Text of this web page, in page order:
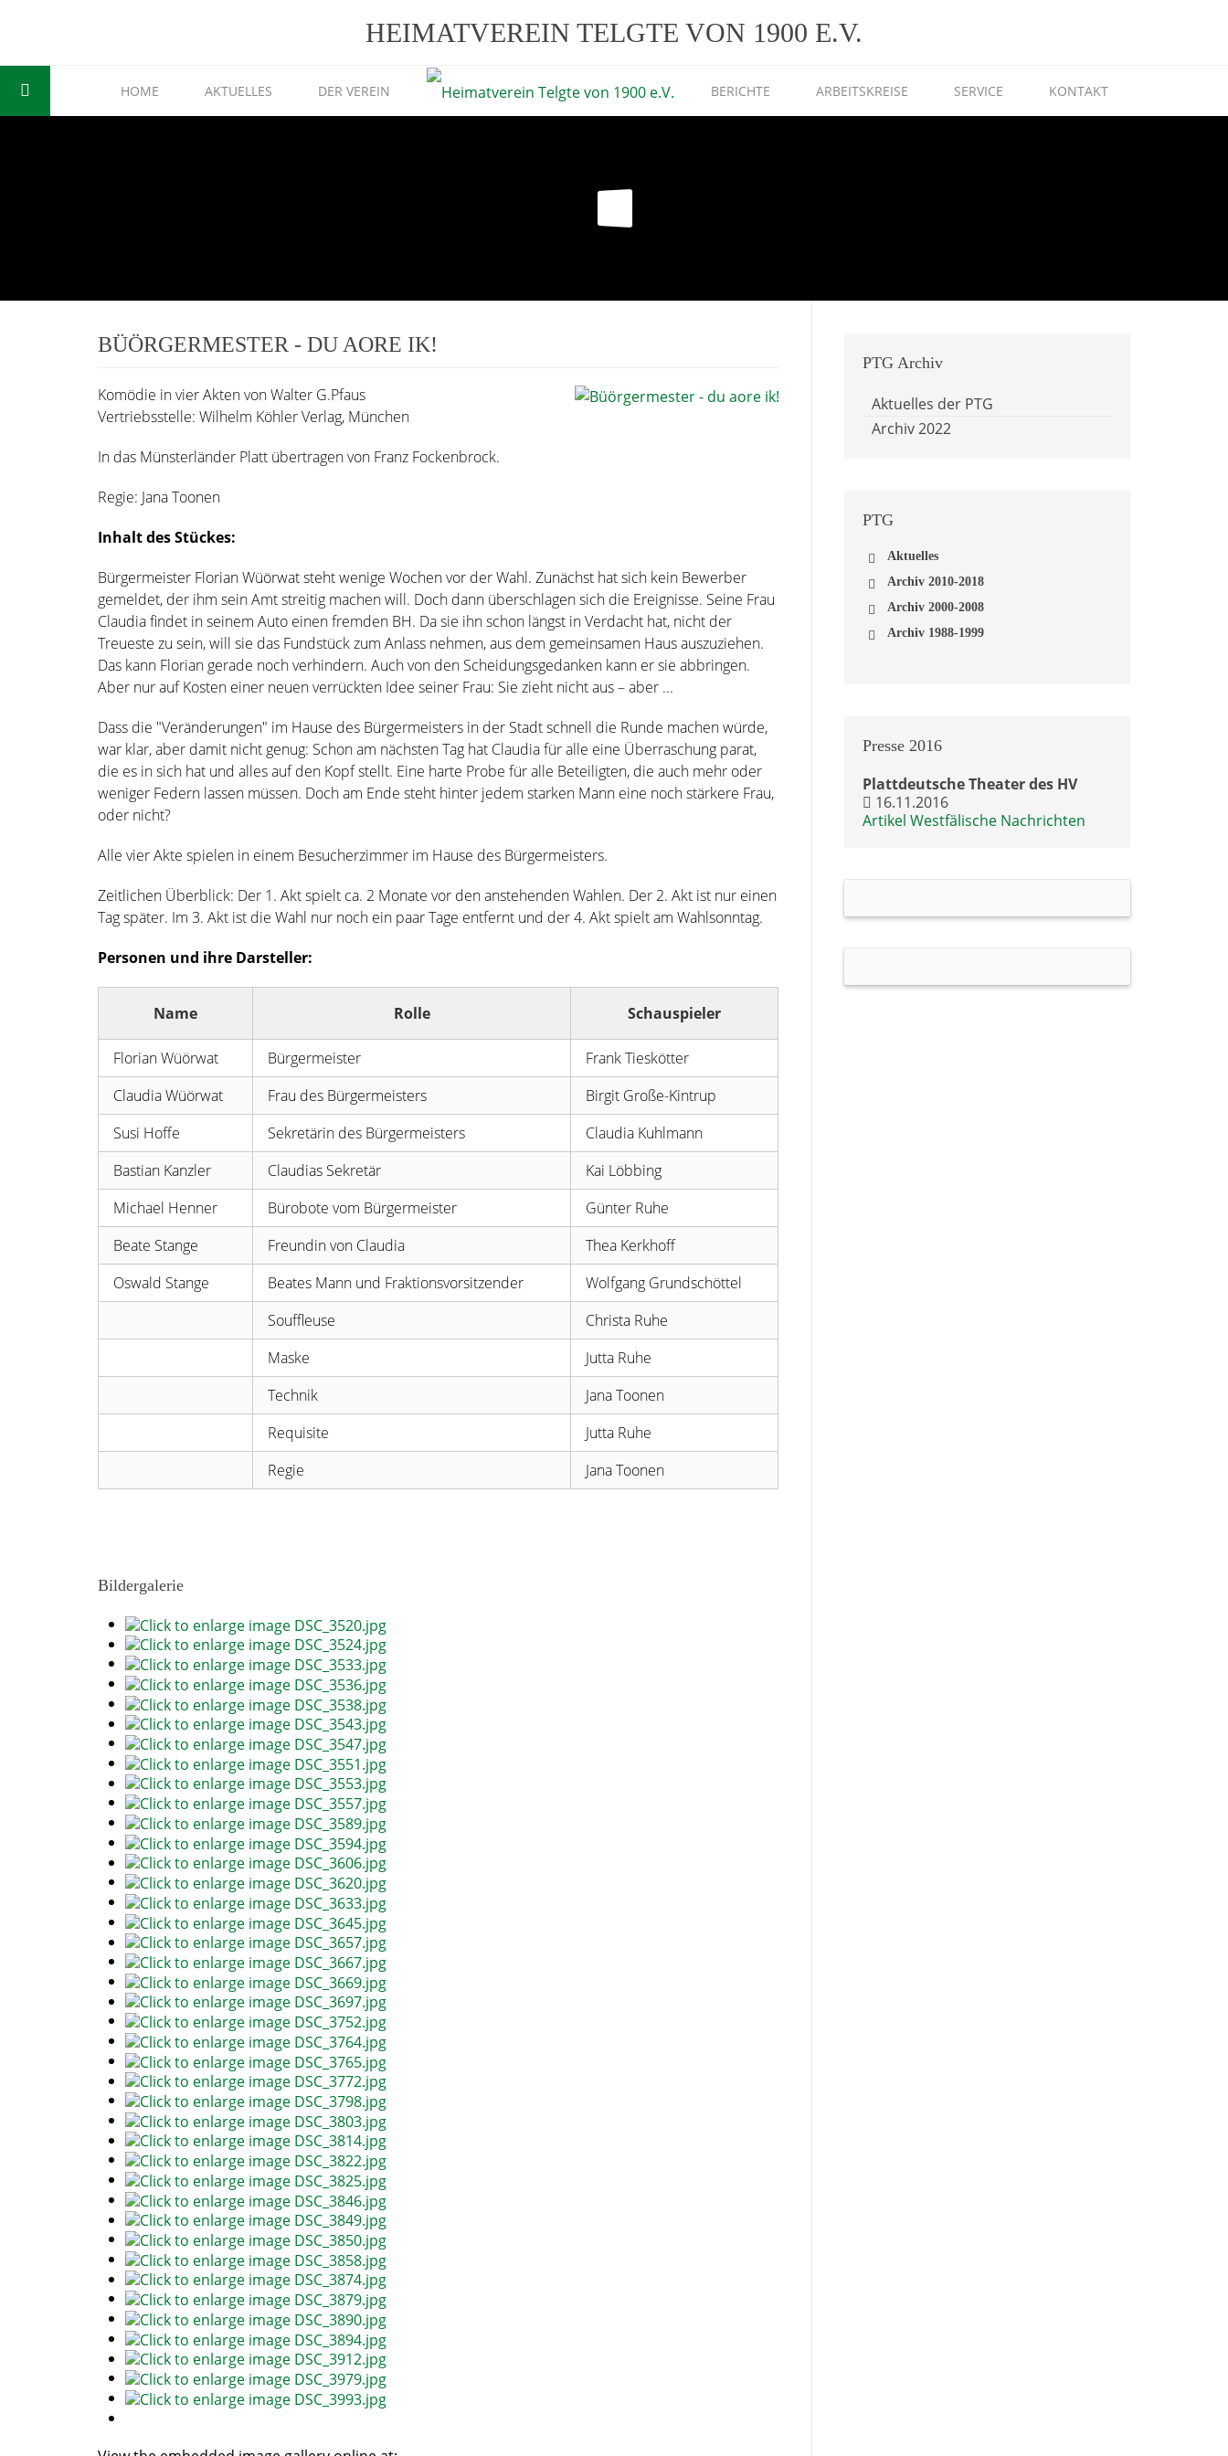
HEIMATVEREIN TELGTE VON 1900 E.V.
HOME AKTUELLES DER VEREIN BERICHTE ARBEITSKREISE SERVICE KONTAKT
BÜÖRGERMESTER - DU AORE IK!
Komödie in vier Akten von Walter G.Pfaus
Vertriebsstelle: Wilhelm Köhler Verlag, München
In das Münsterländer Platt übertragen von Franz Fockenbrock.
Regie: Jana Toonen
Inhalt des Stückes:
Bürgermeister Florian Wüörwat steht wenige Wochen vor der Wahl. Zunächst hat sich kein Bewerber
gemeldet, der ihm sein Amt streitig machen will. Doch dann überschlagen sich die Ereignisse. Seine Frau
Claudia findet in seinem Auto einen fremden BH. Da sie ihn schon längst in Verdacht hat, nicht der
Treueste zu sein, will sie das Fundstück zum Anlass nehmen, aus dem gemeinsamen Haus auszuziehen.
Das kann Florian gerade noch verhindern. Auch von den Scheidungsgedanken kann er sie abbringen.
Aber nur auf Kosten einer neuen verrückten Idee seiner Frau: Sie zieht nicht aus – aber ...
Dass die "Veränderungen" im Hause des Bürgermeisters in der Stadt schnell die Runde machen würde,
war klar, aber damit nicht genug: Schon am nächsten Tag hat Claudia für alle eine Überraschung parat,
die es in sich hat und alles auf den Kopf stellt. Eine harte Probe für alle Beteiligten, die auch mehr oder
weniger Federn lassen müssen. Doch am Ende steht hinter jedem starken Mann eine noch stärkere Frau,
oder nicht?
Alle vier Akte spielen in einem Besucherzimmer im Hause des Bürgermeisters.
Zeitlichen Überblick: Der 1. Akt spielt ca. 2 Monate vor den anstehenden Wahlen. Der 2. Akt ist nur einen
Tag später. Im 3. Akt ist die Wahl nur noch ein paar Tage entfernt und der 4. Akt spielt am Wahlsonntag.
Personen und ihre Darsteller:
Name Rolle Schauspieler
Florian Wüörwat Bürgermeister
Frank Tieskötter
Claudia Wüörwat
Frau des Bürgermeisters
Birgit Große-Kintrup
Susi Hoffe
Sekretärin des Bürgermeisters
Claudia Kuhlmann
Bastian Kanzler
Claudias Sekretär
Kai Löbbing
Michael Henner
Bürobote vom Bürgermeister
Günter Ruhe
Beate Stange
Freundin von Claudia
Thea Kerkhoff
Oswald Stange
Beates Mann und Fraktionsvorsitzender
Wolfgang Grundschöttel
Souffleuse
Christa Ruhe
Maske
Jutta Ruhe
Technik
Jana Toonen
Requisite
Jutta Ruhe
Regie
Jana Toonen
Bildergalerie
PTGArchiv
Aktuelles der PTG
Archiv 2022
PTG
Aktuelles
Archiv 2010-2018
Archiv 2018
Archiv 2016
Archiv 2014
Archiv 2000-2008
Archiv 2008
Archiv 2007
Archiv 2001
Archiv 2000
Archiv 1988-1999
Archiv 1994
Archiv 1992
Archiv 1991
Archiv 1990
Presse2016
Plattdeutsche Theater des HV
16.11.2016
Artikel Westfälische Nachrichten